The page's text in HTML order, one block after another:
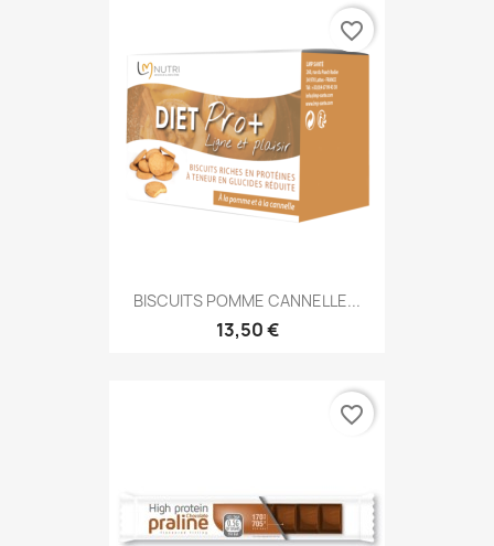
BISCUITS POMME CANNELLE...
13,50 €
favorite_border
favorite_border